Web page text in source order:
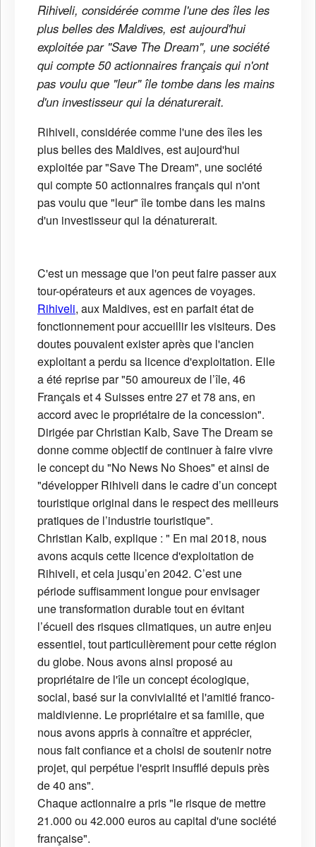
Rihiveli, considérée comme l'une des îles les
plus belles des Maldives, est aujourd'hui
exploitée par "Save The Dream", une société
qui compte 50 actionnaires français qui n'ont
pas voulu que "leur" île tombe dans les mains
d'un investisseur qui la dénaturerait.
Rihiveli, considérée comme l'une des îles les
plus belles des Maldives, est aujourd'hui
exploitée par "Save The Dream", une société
qui compte 50 actionnaires français qui n'ont
pas voulu que "leur" île tombe dans les mains
d'un investisseur qui la dénaturerait.
C'est un message que l'on peut faire passer aux
tour-opérateurs et aux agences de voyages.
Rihiveli, aux Maldives, est en parfait état de
fonctionnement pour accueillir les visiteurs. Des
doutes pouvaient exister après que l'ancien
exploitant a perdu sa licence d'exploitation. Elle
a été reprise par "50 amoureux de l’île, 46
Français et 4 Suisses entre 27 et 78 ans, en
accord avec le propriétaire de la concession".
Dirigée par Christian Kalb, Save The Dream se
donne comme objectif de continuer à faire vivre
le concept du "No News No Shoes" et ainsi de
"développer Rihiveli dans le cadre d’un concept
touristique original dans le respect des meilleurs
pratiques de l’industrie touristique".
Christian Kalb, explique : " En mai 2018, nous
avons acquis cette licence d'exploitation de
Rihiveli, et cela jusqu’en 2042. C’est une
période suffisamment longue pour envisager
une transformation durable tout en évitant
l’écueil des risques climatiques, un autre enjeu
essentiel, tout particulièrement pour cette région
du globe. Nous avons ainsi proposé au
propriétaire de l'île un concept écologique,
social, basé sur la convivialité et l'amitié franco-
maldivienne. Le propriétaire et sa famille, que
nous avons appris à connaître et apprécier,
nous fait confiance et a choisi de soutenir notre
projet, qui perpétue l'esprit insufflé depuis près
de 40 ans".
Chaque actionnaire a pris "le risque de mettre
21.000 ou 42.000 euros au capital d'une société
française".